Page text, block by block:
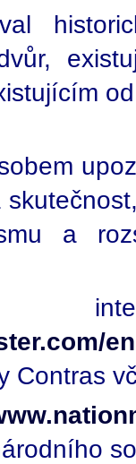
a
Contras